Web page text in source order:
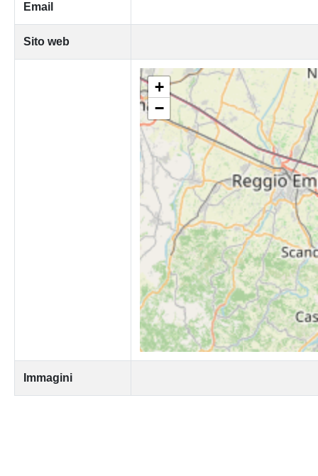
Email
Sito web
+
−
Immagini